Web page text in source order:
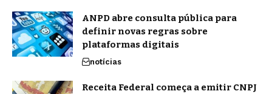
ANPD abre consulta pública para
definir novas regras sobre
plataformas digitais
notícias
Receita Federal começa a emitir CNPJ